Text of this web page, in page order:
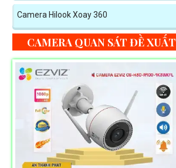
Camera Hilook Xoay 360
CAMERA QUAN SÁT ĐỀ XUẤT